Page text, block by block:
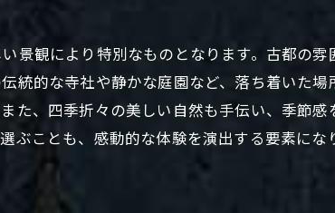
伝統とモダンを融合させたサプライズ演出
京都府の名所で特別なひとときを
文化の香り漂うプロポーズの魅力
歴史を背景にした感動のプロポーズアイデア
景観により特別なものとなります。古都の
統的な寺社や静かな庭園など、落ち着いた
た、四季折々の美しい自然も手伝い、季節
ぶことも、感動的な体験を演出する要素に